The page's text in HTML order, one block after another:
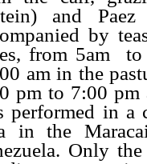
and
by
from 5am
to
am in the
pm to 7:00 pm
performed in a
in the
Only